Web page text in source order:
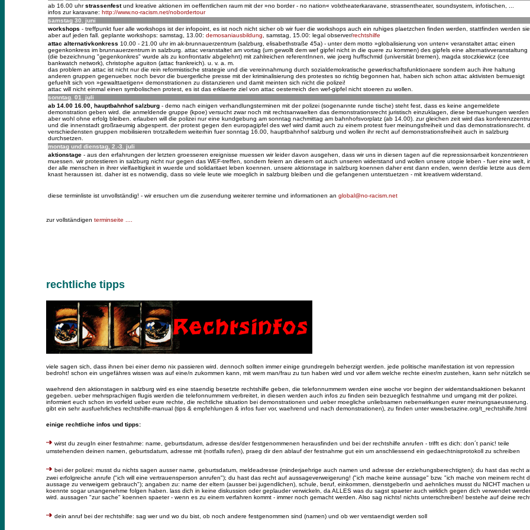
ab 16.00 uhrstrassenfestund kreative aktionen im oeffentlichen raum mit der »no border - no nation« volxtheaterkaravane, strassentheater, soundsystem, infotischen, ...
infos zur karavane: http://www.no-racism.net/nobordertour
samstag 30. juni
workshops - treffpunkt fuer alle workshops ist der infopoint, es ist noch nicht sicher ob wir fuer die workshops auch ein ruhiges plaetzchen finden werden, stattfinden werden sie
aber auf jeden fall. geplante workshops: samstag, 13.00: demosaniausbildung , samstag, 15.00: legal observer/rechtshilfe
attac alternativkonkress 10.00 - 21.00 uhr im ak-brunnauerzentrum (salzburg, elisabethstraße 45a) - unter dem motto »globalisierung von unten« veranstaltet attac einen
gegenkonkress im brunnauerzentrum in salzburg. attac veranstaltet am vortag (um gewollt dem wef gipfel nicht in die quere zu kommen) des gipfels eine alternativveranstaltung
(die bezeichnung "gegenkonkres" wurde als zu konfrontativ abgelehnt) mit zahlreichen referentInnen, wie joerg huffschmid (universität bremen), magda stoczkiewicz (cee
bankwatch network), christophe aguiton (attac frankreich). u. v. a. m.
das problem an attac ist nicht nur die rein reformistische strategie und die vereinnahmung durch sozialdemokratische gewerkschaftsfunktionaere sondern auch ihre haltung
anderen gruppen gegenueber. noch bevor die buergerliche presse mit der kriminalisierung des protestes so richtig begonnen hat, haben sich schon attac aktivisten bemuesigt
gefuehlt sich von »gewalttaetigen« demonstrationen zu distanzieren und damit meinten sich nicht die polizei!
attac will nicht einmal einen symbolischen protest, es ist das erklaerte ziel von attac oesterreich den wef-gipfel nicht stoeren zu wollen.
sonntag. 01. juli
ab 14.00 16.00, hauptbahnhof salzburg - demo nach einigen verhandlungsterminen mit der polizei (sogenannte runde tische) steht fest, dass es keine angemeldete
demonstration geben wird. die anmeldende gruppe (kpoe) versucht zwar noch mit rechtsanwaelten das demonstrationsrecht juristisch einzuklagen, diese bemuehungen werden
aber wohl ohne erfolg bleiben. erlauben will die polizei nur eine kundgebung am sonntag nachmittag am bahnhofsvorplatz (ab 14.00). zur gleichen zeit wird das
und die innenstadt großraeumig abgesperrt. der protest gegen den europagipfel des wef wird damit auch zu einem protest fuer meinungsfreiheit und das demonstrationsrecht.
verschiedensten gruppen mobilisieren trotzalledem weiterhin fuer sonntag 16.00, hauptbahnhof salzburg und wollen ihr recht auf demonstrationsfreiheit auch in salzburg
durchsetzen.
montag und dienstag, 2.-3. juli
aktionstage - aus den erfahrungen der letzten groesseren ereignisse muessen wir leider davon ausgehen, dass wir uns in diesen tagen auf die repressionsarbeit konzentrieren
muessen. wir protestieren in salzburg nicht nur gegen das WEF-treffen, sondern feiern an diesem ort auch unseren widerstand und wollen unsere utopie leben - fuer eine welt,
der alle menschen in ihrer vielfaeltigkeit in wuerde und solidaritaet leben koennen. unsere aktionstage in salzburg koennen daher erst dann enden, wenn der/die letzte aus dem
knast heraussen ist. daher ist es notwendig, dass so viele leute wie moeglich in salzburg bleiben und die gefangenen unterstuetzen - mit kreativem widerstand.
diese terminliste ist unvollständig! - wir ersuchen um die zusendung weiterer termine und informationen an global@no-racism.net
zur vollständigen terminseite ....
rechtliche tipps
viele sagen sich, dass ihnen bei einer demo nix passieren wird. dennoch sollten immer einige grundregeln beherzigt werden. jede politische manifestation ist von repression
bedroht! schon ein ungefähres wissen was auf eine/n zukommen kann, mit wem man/frau zu tun haben wird und vor allem welche rechte einer/m zustehen, kann sehr nützlich
waehrend den aktionstagen in salzburg wird es eine staendig besetzte rechtshilfe geben, die telefonnummern werden eine woche vor beginn der widerstandsaktionen bekannt
gegeben. ueber mehrsprachigen flugis werden die telefonnummern verbreitet, in diesen werden auch infos zu finden sein bezueglich festnahme und umgang mit der polizei.
informiert euch schon im vorfeld ueber eure rechte, die rechtliche situation bei demonstrationen und ueber moegliche unliebsamen nebenwirkungen eurer meinungsaeusserung.
gibt ein sehr ausfuehrliches rechtshilfe-manual (tips & empfehlungen & infos fuer vor, waehrend und nach demonstrationen), zu finden unter www.betazine.org/t_rechtshilfe.html
einige rechtliche infos und tipps:
wirst du zeugIn einer festnahme: name, geburtsdatum, adresse des/der festgenommenen herausfinden und bei der rechtshilfe anrufen - trifft es dich: don´t panic! teile
umstehenden deinen namen, geburtsdatum, adresse mit (notfalls rufen), praeg dir den ablauf der festnahme gut ein um anschliessend ein gedaechtnisprotokoll zu schreiben
bei der polizei: musst du nichts sagen ausser name, geburtsdatum, meldeadresse (minderjaehrige auch namen und adresse der erziehungsberechtigten); du hast das recht
zwei erfolgreiche anrufe ("ich will eine vertrauensperson anrufen"); du hast das recht auf aussageverweigerung! ("ich mache keine aussage" bzw. "ich mache von meinem recht
aussage zu verweigern gebrauch"); angaben zu: name der eltern (ausser bei jugendlichen), schule, beruf, einkommen, dienstgeberIn und aehnliches musst du NICHT machen
koennte sogar unangenehme folgen haben. lass dich in keine diskussion oder geplauder verwickeln, da ALLES was du sagst spaeter auch wirklich gegen dich verwendet
wird. aussagen "zur sache" koennen spaeter - wenn es zu einem verfahren kommt - immer noch gemacht werden. Also sag nichts! nichts unterschreiben! bestehe auf deine
dein anruf bei der rechtshilfe: sag wer und wo du bist, ob noch andere festgenommen sind (namen) und ob wer verstaendigt werden soll